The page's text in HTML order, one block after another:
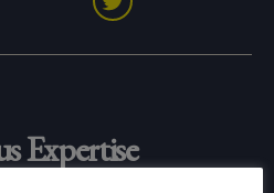
Twitter
Expertise